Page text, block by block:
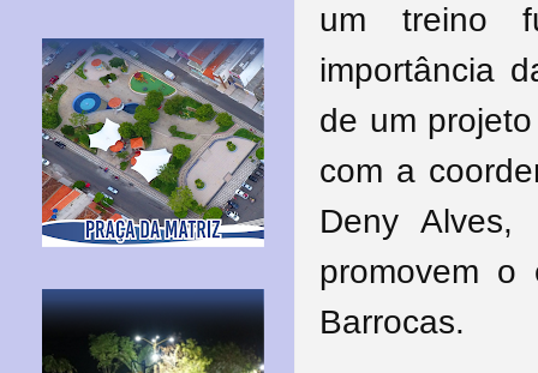
um treino
importância
de um
com a
Deny Alves,
promovem o
Barrocas.